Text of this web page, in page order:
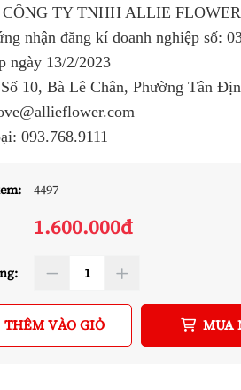
CÔNG TY TNHH ALLIE
nhận đăng kí doanh nghiệp số:
ngày 13/2/2023
10, Bà Lê Chân, Phường Tân
093.768.9111
4497
1.600.000đ
THÊM VÀO GIỎ MUA